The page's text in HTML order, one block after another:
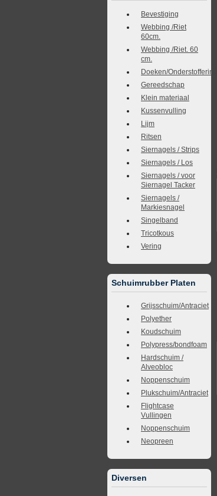
Bevestiging
Webbing /Riet
60cm.
Webbing /Riet. 60
cm.
Doeken/Onderstoffering
Gereedschap
Klein materiaal
Kussenvulling
Lijm
Ritsen
Siernagels / Strips
Siernagels / Los
Siernagels / voor
Siernagel Tacker
Siernagels /
Markiesnagel
Singelband
Tricotkous
Vering
Schuimrubber Platen
Grijsschuim/Antraciet
Polyether
Koudschuim
Polypress/bondfoam
Hardschuim /
Alveobloc
Noppenschuim
Plukschuim/Antraciet
Flightcase
Vullingen
Noppenschuim
Neopreen
Diversen